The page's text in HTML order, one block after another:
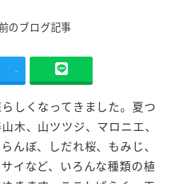
リー
のブログ記事
-
しくなってきました。夏つ
木、山ツツジ、マロニエ、
んぼ、しだれ桜、もみじ、
イなど、いろんな種類の植